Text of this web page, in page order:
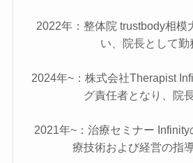
2022年：整体院 trustbody相模
い、院長として勤
2024年~：株式会社Therapist
グ責任者となり、院
2021年~：治療セミナー
療技術および経営の指